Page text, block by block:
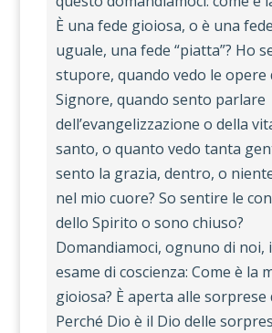
È una fede gioiosa, o è una
uguale, una fede “piatta”? Ho
stupore, quando vedo le opere
Signore, quando sento parlare
dell’evangelizzazione o della
santo, o quanto vedo tanta
sento la grazia, dentro, o
nel mio cuore? So sentire le
dello Spirito o sono chiuso?
Domandiamoci, ognuno di noi,
esame di coscienza: Come è la
gioiosa? È aperta alle sorprese
Perché Dio è il Dio delle